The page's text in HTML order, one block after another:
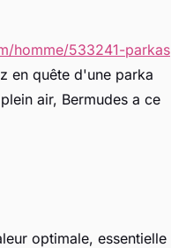
homme/533241-parkas
en quête d'une parka
air, Bermudes a ce
optimale, essentielle